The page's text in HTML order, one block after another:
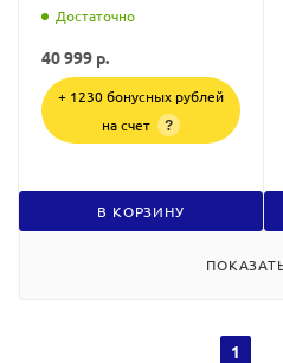
Достаточно
40 999 р.
+ 1230 бонусных рублей
на счет
?
В КОРЗИНУ
1